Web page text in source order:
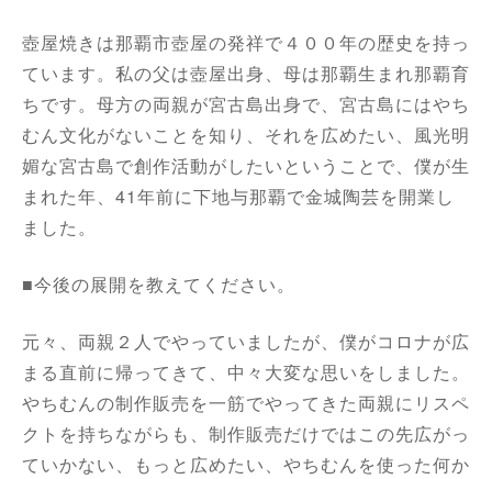
壺屋焼きは那覇市壺屋の発祥で４００年の歴史を持っ
ています。私の父は壺屋出身、母は那覇生まれ那覇育
ちです。母方の両親が宮古島出身で、宮古島にはやち
むん文化がないことを知り、それを広めたい、風光明
媚な宮古島で創作活動がしたいということで、僕が生
まれた年、41年前に下地与那覇で金城陶芸を開業し
ました。
■今後の展開を教えてください。
元々、両親２人でやっていましたが、僕がコロナが広
まる直前に帰ってきて、中々大変な思いをしました。
やちむんの制作販売を一筋でやってきた両親にリスペ
クトを持ちながらも、制作販売だけではこの先広がっ
ていかない、もっと広めたい、やちむんを使った何か